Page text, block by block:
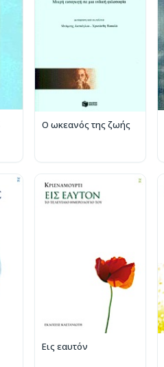
Ο ωκεανός της ζωής
Εις εαυτόν